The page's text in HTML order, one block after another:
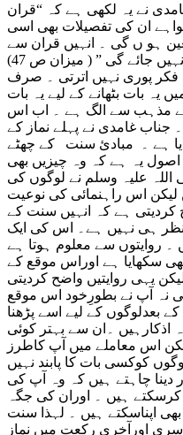
نے یہ لکھی ہے کہ “قران
ان کی تفصیلات بھی اسی
ہو ں گی ۔ انہیں قران سے
براہِ راست اخذ کرنے کی کوشش نہیں جائے گی ” ( میزان ص 47)
پوری نہیں اترتی ۔ صرف
یہ بات بٹھانے کے لیے یہ بات
مذہب سے الگ ہے ۔ اب اس
غامدی نے پہلے نماز کے
ہے ۔ مبادئ سنت کے چھٹے
اصول یہ ہے کہ وہ چیزیں بھی
علیہ وسلم نے لوگوں کی
لیکن اس راہنمائی کی نوعیت
ہے کہ انہیں سنت کے
ہی نہیں ہے۔ اس کی ایک
۔ روایتوں سے معلوم ہوتا ہے
سکھایا ہے اوراس موقع کے
یہی روایتیں واضح کردیتی
نہ آپ نے بطورِخود اس موقع
بعدلوگوں کے لیے اسے پڑھنا
اذکارہیں ۔ان سے بہتر کوئی
اس معاملے میں آپ کاطرز
کوکسی بات کا پابند نہیں
دینا چاہتے ہیں کہ وہ آپ کی
کرسکتے ہیں ۔ اوران کی جگہ
اپناسکتے ہیں ۔ لہذا سنت
اورآخری رکعت میں نماز